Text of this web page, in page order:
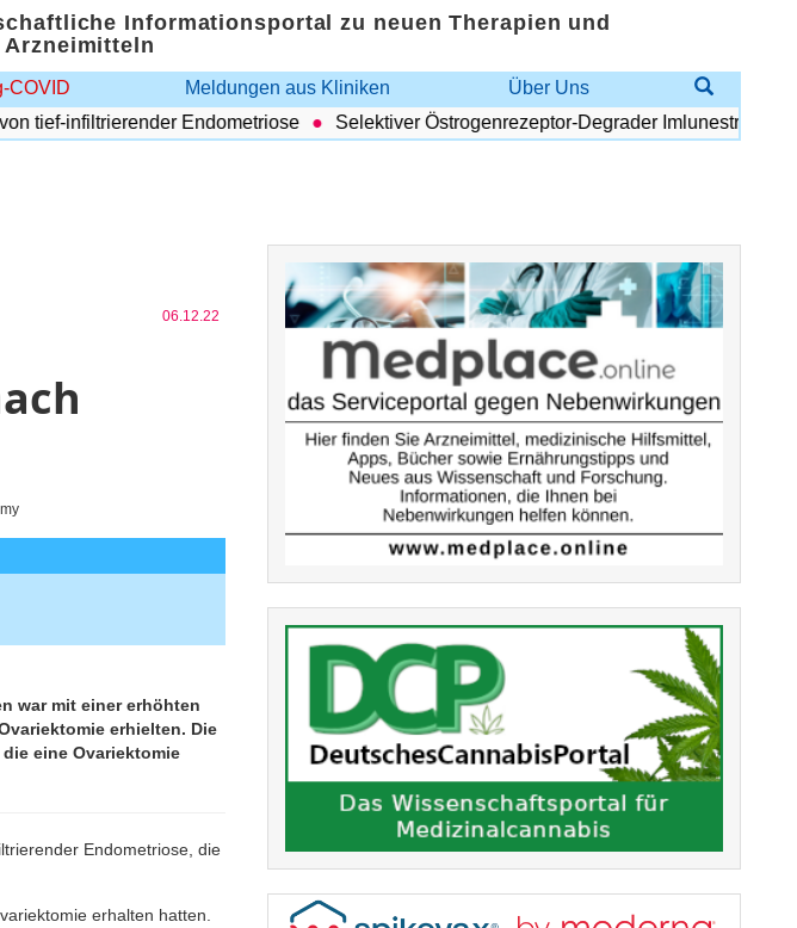
Informationsportal zu neuen Therapien und
COVID Meldungen aus Kliniken
Über Uns
tief-infiltrierender Endometriose Selektiver Östrogenrezeptor-Degrader Imlunestrant:
06.12.22
war mit einer erhöhten
erhielten. Die
eine Ovariektomie
Endometriose, die
erhalten hatten.